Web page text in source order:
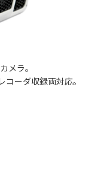
メラ。
ーダ収録両対応。